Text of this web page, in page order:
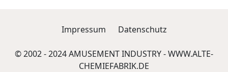
Impressum Datenschutz
© 2002 - 2024 AMUSEMENT INDUSTRY -WWW.ALTE-
CHEMIEFABRIK.DE